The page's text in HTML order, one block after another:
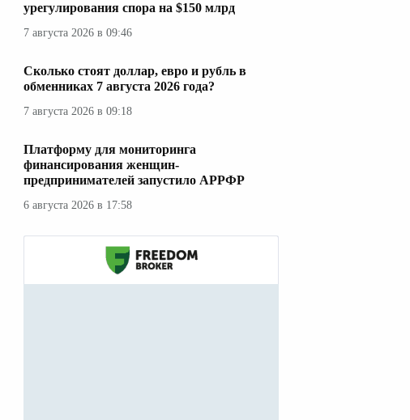
урегулирования спора на $150 млрд
7 августа 2026 в 09:46
Сколько стоят доллар, евро и рубль в
обменниках 7 августа 2026 года?
7 августа 2026 в 09:18
Платформу для мониторинга
финансирования женщин-
предпринимателей запустило АРРФР
6 августа 2026 в 17:58